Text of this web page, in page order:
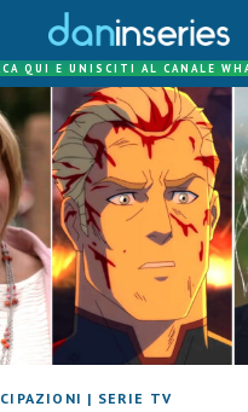
QUI E UNISCITI AL CANALE
| SERIE TV